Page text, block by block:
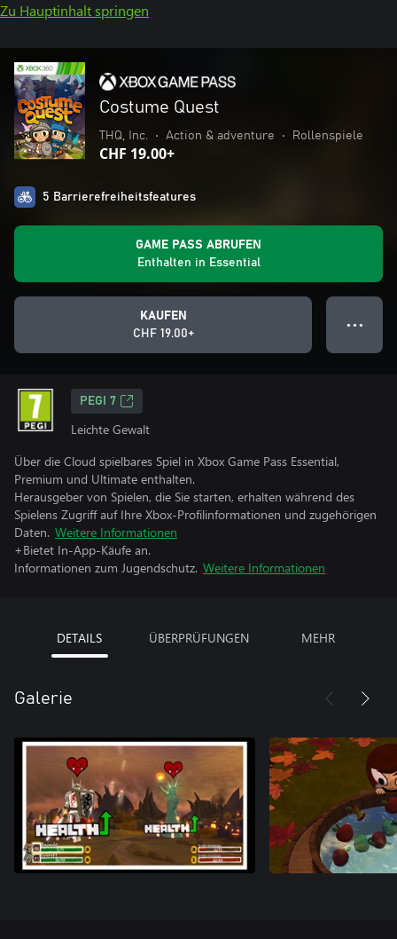
Zu Hauptinhalt springen
Costume Quest
THQ, Inc. • Action & adventure • Rollenspiele
CHF 19.00+
5 Barrierefreiheitsfeatures
GAME PASS ABRUFEN
Enthalten in Essential
KAUFEN
CHF 19.00+
● ● ●
PEGI 7
Leichte Gewalt
Über die Cloud spielbares Spiel in Xbox Game Pass Essential,
Premium und Ultimate enthalten.
Herausgeber von Spielen, die Sie starten, erhalten während des
Spielens Zugriff auf Ihre Xbox-Profilinformationen und zugehörigen
Daten. Weitere Informationen
+Bietet In-App-Käufe an.
Informationen zum Jugendschutz. Weitere Informationen
DETAILS ÜBERPRÜFUNGEN MEHR
Galerie